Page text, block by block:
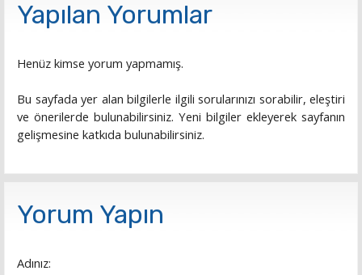
Yapılan Yorumlar
Henüz kimse yorum yapmamış.
Bu sayfada yer alan bilgilerle ilgili sorularınızı sorabilir, eleştiri
ve önerilerde bulunabilirsiniz. Yeni bilgiler ekleyerek sayfanın
gelişmesine katkıda bulunabilirsiniz.
Yorum Yapın
Adınız: